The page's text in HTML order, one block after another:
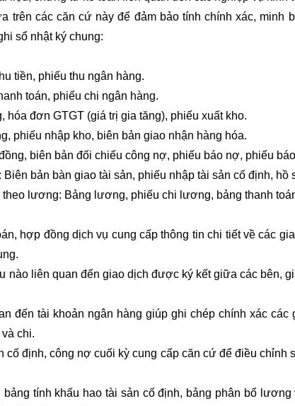
trên các căn cứ này để đảm bảo tính chính xác, minh
sổ nhật ký chung:
tiền, phiếu thu ngân hàng.
toán, phiếu chi ngân hàng.
đơn GTGT (giá trị gia tăng), phiếu xuất kho.
phiếu nhập kho, biên bản giao nhận hàng hóa.
biên bản đối chiếu công nợ, phiếu báo nợ, phiếu
bản bàn giao tài sản, phiếu nhập tài sản cố định, hồ
lương: Bảng lương, phiếu chi lương, bảng thanh
hợp đồng dịch vụ cung cấp thông tin chi tiết về các
nào liên quan đến giao dịch được ký kết giữa các bên,
đến tài khoản ngân hàng giúp ghi chép chính xác các
chi.
cố định, công nợ cuối kỳ cung cấp căn cứ để điều chỉnh
tính khấu hao tài sản cố định, bảng phân bổ lương